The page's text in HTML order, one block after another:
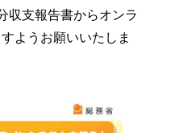
収支報告書からオンラ
ようお願いいたしま